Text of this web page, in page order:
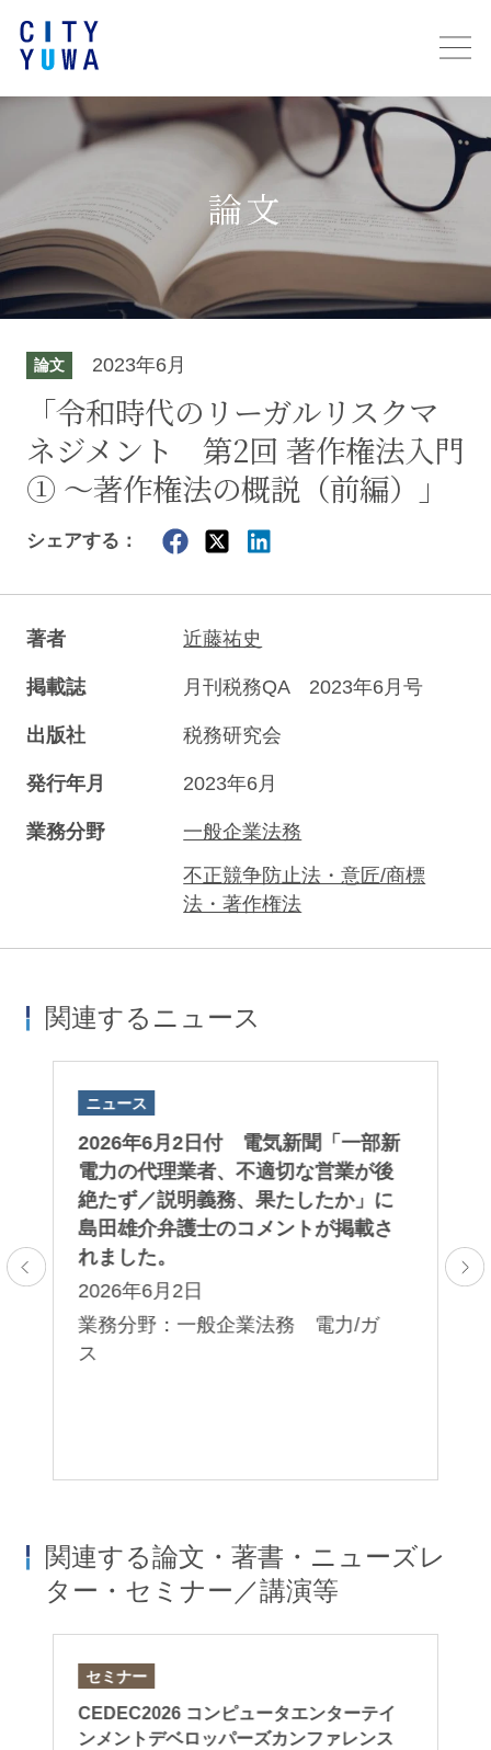
論文
論文 2023年6月
「令和時代のリーガルリスクマ
ネジメント 第2回 著作権法入門
① ～著作権法の概説（前編）」
シェアする：
著者 近藤祐史
掲載誌 月刊税務QA 2023年6月号
出版社 税務研究会
発行年月 2023年6月
業務分野 一般企業法務
不正競争防止法・意匠/商標
法・著作権法
関連するニュース
ニュース
2026年6月2日付 電気新聞「一部新
電力の代理業者、不適切な営業が後
絶たず／説明義務、果たしたか」に
島田雄介弁護士のコメントが掲載さ
れました。
2026年6月2日
業務分野：一般企業法務 電力/ガ
ス
関連する論文・著書・ニューズレ
ター・セミナー／講演等
セミナー
CEDEC2026 コンピュータエンターテイ
ンメントデベロッパーズカンファレンス